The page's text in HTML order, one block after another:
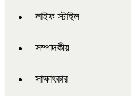
লাইফ স্টাইল
সম্পাদকীয়
সাক্ষাৎকার